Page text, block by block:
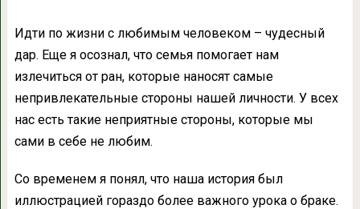
Идти по жизни с любимым человеком – чудесный
дар. Еще я осознал, что семья помогает нам
излечиться от ран, которые наносят самые
непривлекательные стороны нашей личности. У всех
нас есть такие неприятные стороны, которые мы
сами в себе не любим.
Со временем я понял, что наша история был
иллюстрацией гораздо более важного урока о браке.